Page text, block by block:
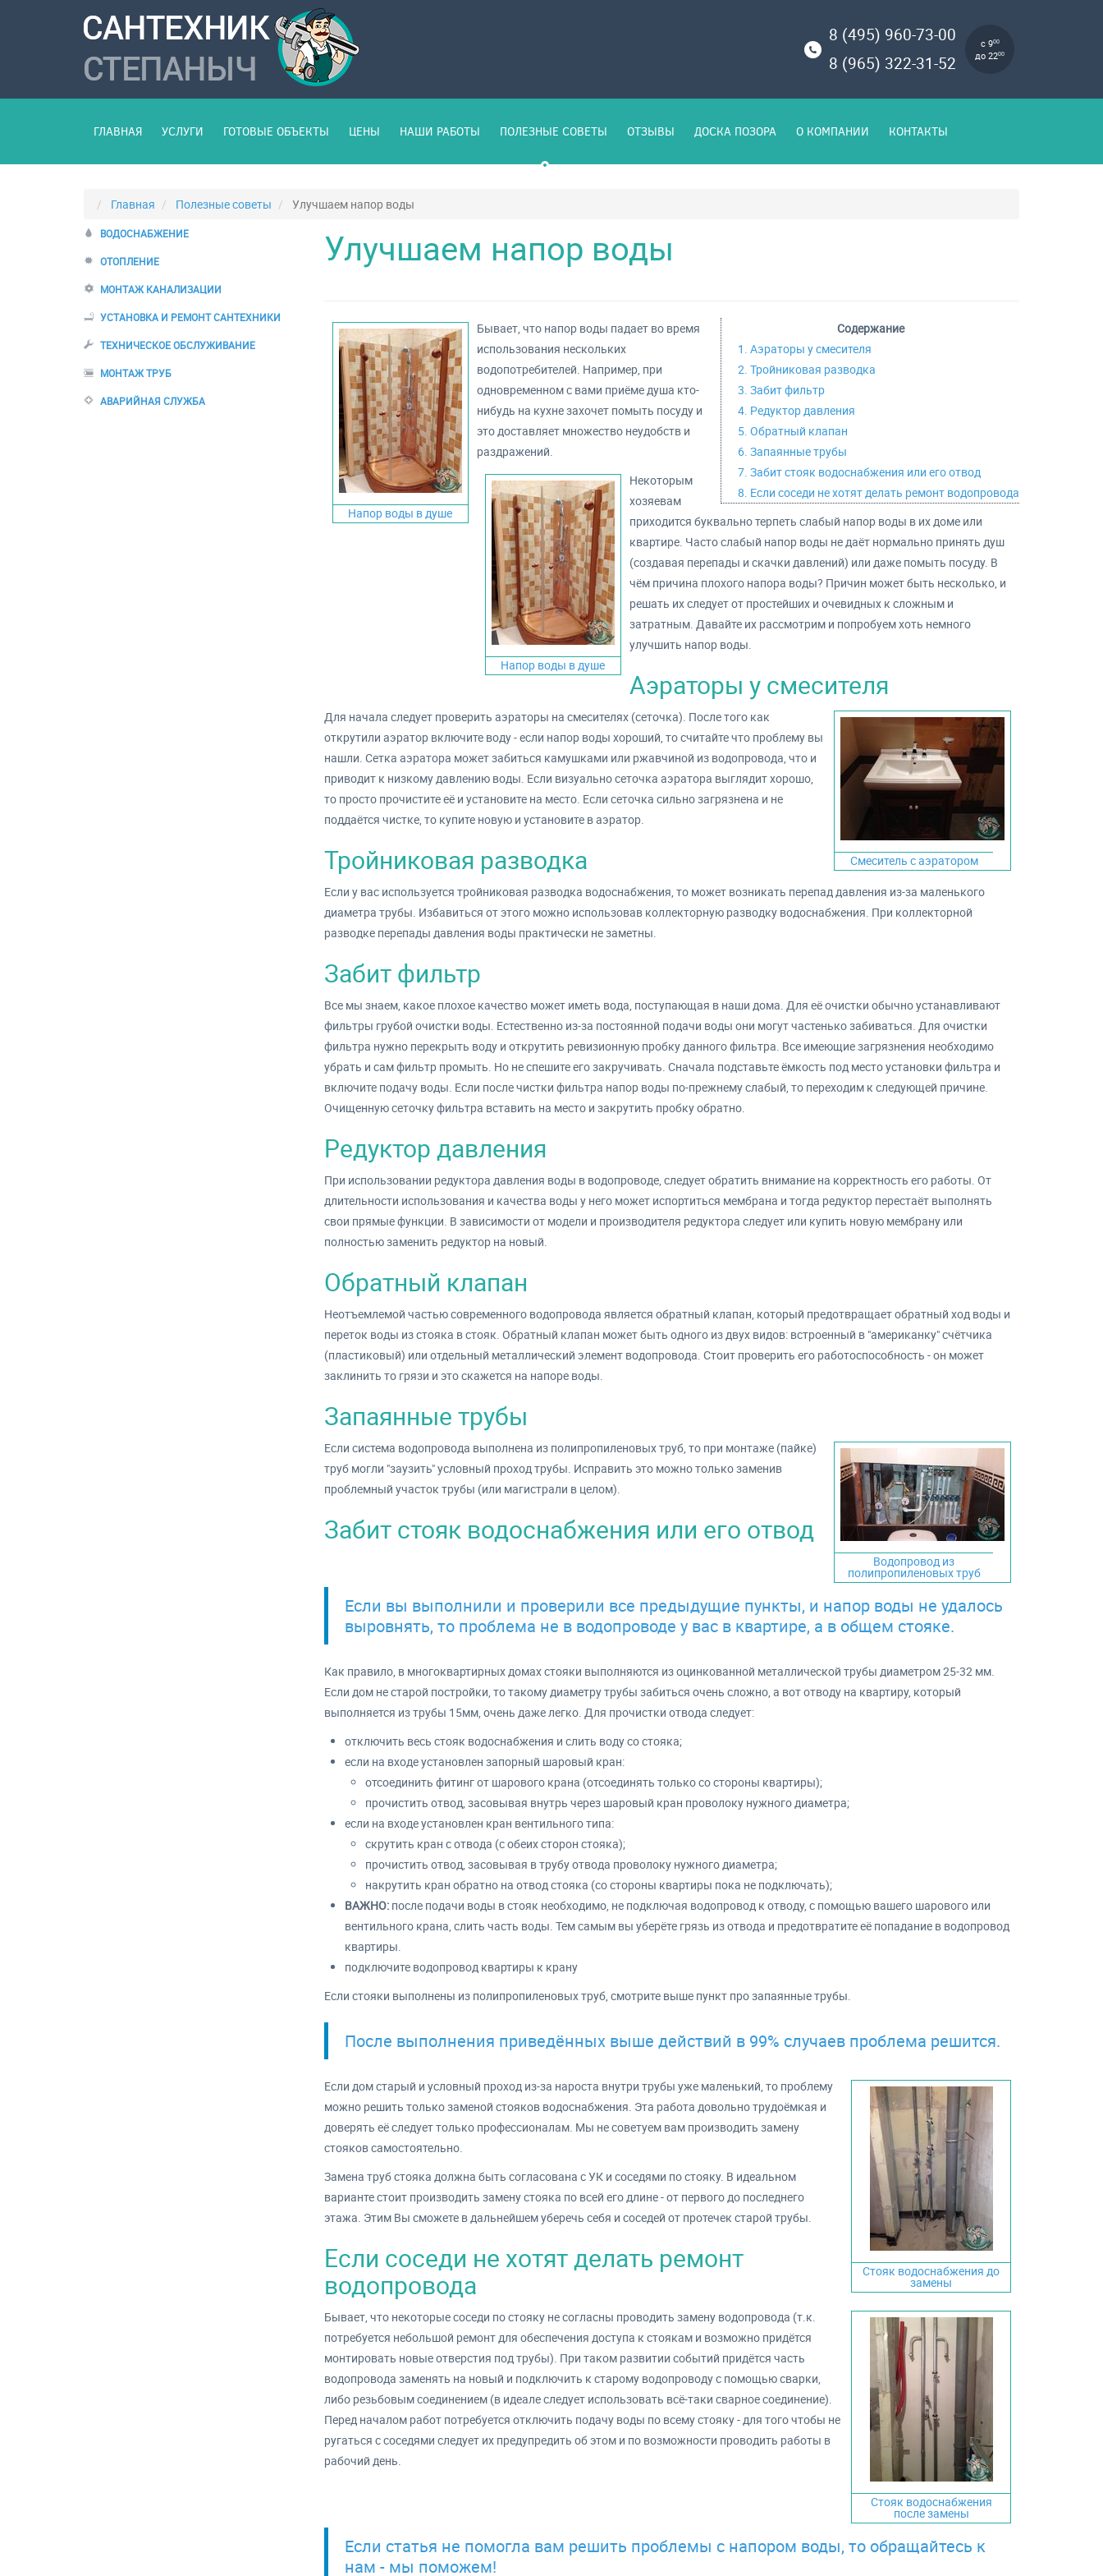
8 (495) 960-73-00
8 (965) 322-31-52
с 900
до 2200
ГЛАВНАЯ УСЛУГИ ГОТОВЫЕ ОБЪЕКТЫ ЦЕНЫ НАШИ РАБОТЫ ПОЛЕЗНЫЕ СОВЕТЫ ОТЗЫВЫ ДОСКА ПОЗОРА О КОМПАНИИ КОНТАКТЫ
Главная Полезные советы Улучшаем напор воды
ВОДОСНАБЖЕНИЕ
ОТОПЛЕНИЕ
МОНТАЖ КАНАЛИЗАЦИИ
УСТАНОВКА И РЕМОНТ САНТЕХНИКИ
ТЕХНИЧЕСКОЕ ОБСЛУЖИВАНИЕ
МОНТАЖ ТРУБ
АВАРИЙНАЯ СЛУЖБА
Улучшаем напор воды
Содержание
1. Аэраторы у смесителя
2. Тройниковая разводка
3. Забит фильтр
4. Редуктор давления
5. Обратный клапан
6. Запаянные трубы
7. Забит стояк водоснабжения или его отвод
8. Если соседи не хотят делать ремонт водопровода
Напор воды в душе
Бывает, что напор воды падает во время
использования нескольких
водопотребителей. Например, при
одновременном с вами приёме душа кто-
нибудь на кухне захочет помыть посуду и
это доставляет множество неудобств и
раздражений.
Напор воды в душе
Некоторым
хозяевам
приходится буквально терпеть слабый напор воды в их доме или
квартире. Часто слабый напор воды не даёт нормально принять душ
(создавая перепады и скачки давлений) или даже помыть посуду. В
чём причина плохого напора воды? Причин может быть несколько, и
решать их следует от простейших и очевидных к сложным и
затратным. Давайте их рассмотрим и попробуем хоть немного
улучшить напор воды.
Аэраторы у смесителя
Смеситель с аэратором
Для начала следует проверить аэраторы на смесителях (сеточка). После того как
открутили аэратор включите воду - если напор воды хороший, то считайте что проблему вы
нашли. Сетка аэратора может забиться камушками или ржавчиной из водопровода, что и
приводит к низкому давлению воды. Если визуально сеточка аэратора выглядит хорошо,
то просто прочистите её и установите на место. Если сеточка сильно загрязнена и не
поддаётся чистке, то купите новую и установите в аэратор.
Тройниковая разводка
Если у вас используется тройниковая разводка водоснабжения, то может возникать перепад давления из-за маленького
диаметра трубы. Избавиться от этого можно использовав коллекторную разводку водоснабжения. При коллекторной
разводке перепады давления воды практически не заметны.
Забит фильтр
Все мы знаем, какое плохое качество может иметь вода, поступающая в наши дома. Для её очистки обычно устанавливают
фильтры грубой очистки воды. Естественно из-за постоянной подачи воды они могут частенько забиваться. Для очистки
фильтра нужно перекрыть воду и открутить ревизионную пробку данного фильтра. Все имеющие загрязнения необходимо
убрать и сам фильтр промыть. Но не спешите его закручивать. Сначала подставьте ёмкость под место установки фильтра и
включите подачу воды. Если после чистки фильтра напор воды по-прежнему слабый, то переходим к следующей причине.
Очищенную сеточку фильтра вставить на место и закрутить пробку обратно.
Редуктор давления
При использовании редуктора давления воды в водопроводе, следует обратить внимание на корректность его работы. От
длительности использования и качества воды у него может испортиться мембрана и тогда редуктор перестаёт выполнять
свои прямые функции. В зависимости от модели и производителя редуктора следует или купить новую мембрану или
полностью заменить редуктор на новый.
Обратный клапан
Неотъемлемой частью современного водопровода является обратный клапан, который предотвращает обратный ход воды и
переток воды из стояка в стояк. Обратный клапан может быть одного из двух видов: встроенный в "американку" счётчика
(пластиковый) или отдельный металлический элемент водопровода. Стоит проверить его работоспособность - он может
заклинить то грязи и это скажется на напоре воды.
Запаянные трубы
Водопровод из
полипропиленовых труб
Если система водопровода выполнена из полипропиленовых труб, то при монтаже (пайке)
труб могли "заузить" условный проход трубы. Исправить это можно только заменив
проблемный участок трубы (или магистрали в целом).
Забит стояк водоснабжения или его отвод
Если вы выполнили и проверили все предыдущие пункты, и напор воды не удалось
выровнять, то проблема не в водопроводе у вас в квартире, а в общем стояке.
Как правило, в многоквартирных домах стояки выполняются из оцинкованной металлической трубы диаметром 25-32 мм.
Если дом не старой постройки, то такому диаметру трубы забиться очень сложно, а вот отводу на квартиру, который
выполняется из трубы 15мм, очень даже легко. Для прочистки отвода следует:
отключить весь стояк водоснабжения и слить воду со стояка;
если на входе установлен запорный шаровый кран:
отсоединить фитинг от шарового крана (отсоединять только со стороны квартиры);
прочистить отвод, засовывая внутрь через шаровый кран проволоку нужного диаметра;
если на входе установлен кран вентильного типа:
скрутить кран с отвода (с обеих сторон стояка);
прочистить отвод, засовывая в трубу отвода проволоку нужного диаметра;
накрутить кран обратно на отвод стояка (со стороны квартиры пока не подключать);
ВАЖНО:после подачи воды в стояк необходимо, не подключая водопровод к отводу, с помощью вашего шарового или
вентильного крана, слить часть воды. Тем самым вы уберёте грязь из отвода и предотвратите её попадание в водопровод
квартиры.
подключите водопровод квартиры к крану
Если стояки выполнены из полипропиленовых труб, смотрите выше пункт про запаянные трубы.
После выполнения приведённых выше действий в 99% случаев проблема решится.
Стояк водоснабжения до
замены
Если дом старый и условный проход из-за нароста внутри трубы уже маленький, то проблему
можно решить только заменой стояков водоснабжения. Эта работа довольно трудоёмкая и
доверять её следует только профессионалам. Мы не советуем вам производить замену
стояков самостоятельно.
Замена труб стояка должна быть согласована с УК и соседями по стояку. В идеальном
варианте стоит производить замену стояка по всей его длине - от первого до последнего
этажа. Этим Вы сможете в дальнейшем уберечь себя и соседей от протечек старой трубы.
Если соседи не хотят делать ремонт
водопровода
Стояк водоснабжения
после замены
Бывает, что некоторые соседи по стояку не согласны проводить замену водопровода (т.к.
потребуется небольшой ремонт для обеспечения доступа к стоякам и возможно придётся
монтировать новые отверстия под трубы). При таком развитии событий придётся часть
водопровода заменять на новый и подключить к старому водопроводу с помощью сварки,
либо резьбовым соединением (в идеале следует использовать всё-таки сварное соединение).
Перед началом работ потребуется отключить подачу воды по всему стояку - для того чтобы не
ругаться с соседями следует их предупредить об этом и по возможности проводить работы в
рабочий день.
Если статья не помогла вам решить проблемы с напором воды, то обращайтесь к
нам - мы поможем!